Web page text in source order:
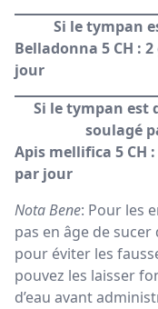
Si le tympan
Belladonna 5 CH :
jour
Si le tympan est
soulagé
Apis mellifica 5 CH
par jour
Nota Bene: Pour les
pas en âge de
pour éviter les
pouvez les laisser
d’eau avant